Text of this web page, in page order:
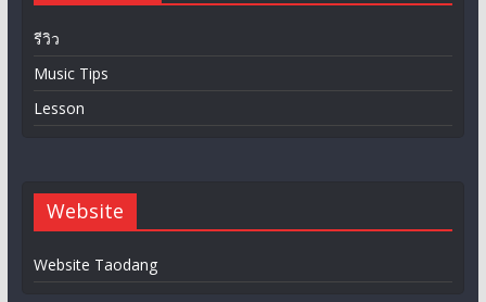
รีวิว
Music Tips
Lesson
Website
Website Taodang